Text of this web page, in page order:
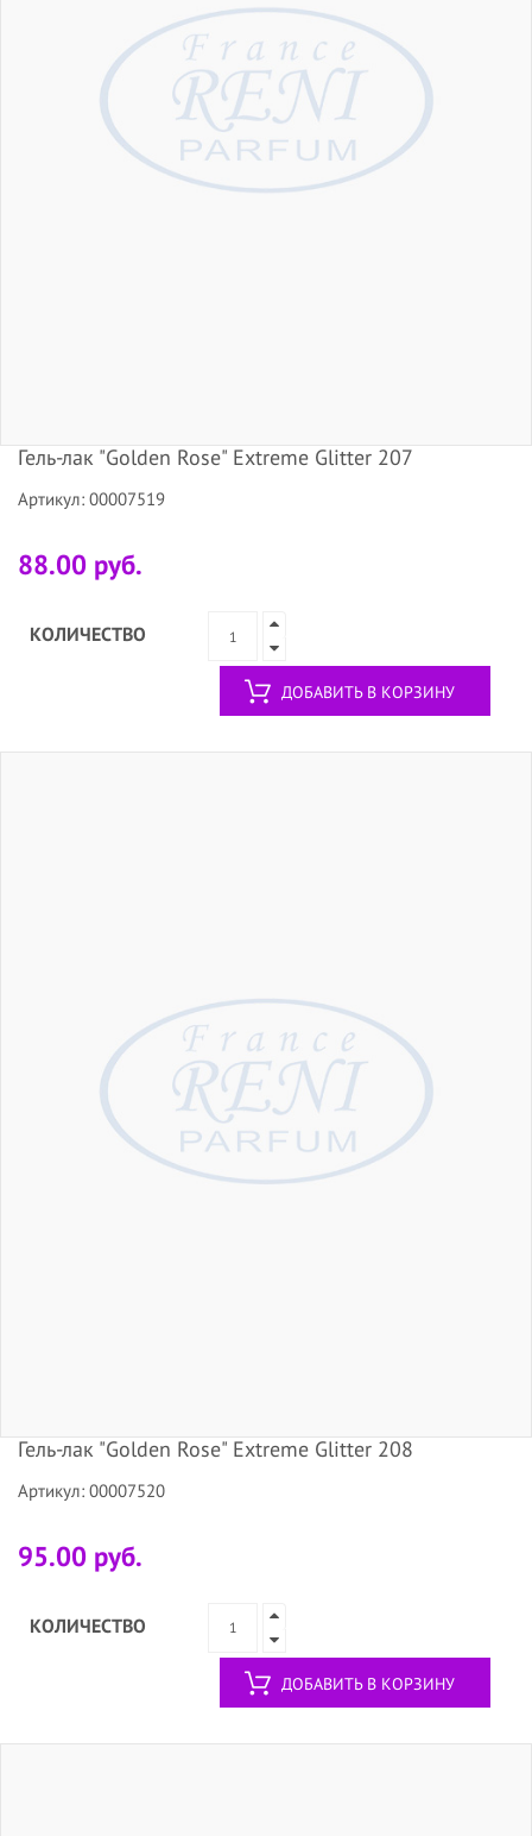
Гель-лак "Golden Rose" Extreme Glitter 207
Артикул: 00007519
88.00 руб.
КОЛИЧЕСТВО
ДОБАВИТЬ В КОРЗИНУ
Гель-лак "Golden Rose" Extreme Glitter 208
Артикул: 00007520
95.00 руб.
КОЛИЧЕСТВО
ДОБАВИТЬ В КОРЗИНУ